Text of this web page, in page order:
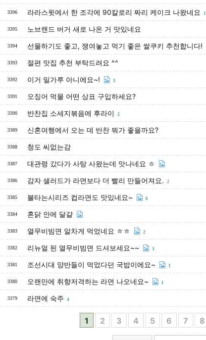
3396 라라스윗에서 한 조각에 90칼로리 짜리 케이크 나왔네요 1
3395 노브랜드 버거 새로 나온 거 맛있네요
3394 선물하기도 좋고, 쟁여놓고 먹기 좋은 쌀쿠키 추천합니다!
3393 절편 맛집 추천 부탁드려요 ^^
3392 이거 밀가루 아니에요~! 3
3391 오징어 먹물 어떤 상표 구입하세요?
3390 반찬집 소세지볶음에 후라이 2
3389 신혼여행에서 오는 데 반찬 뭐가 좋을까요?
3388 청도 씨없는감
3387 대관령 갔다가 사탕 사왔는데 맛나네요 ㅎ
3386 감자 샐러드가 라면보다 더 빨리 만들어져요. 2
3385 불타는시리즈 컵라면도 맛있네요~ 6
3384 혼닭 안에 달걀
3383 열무비빔면 알차게 먹었네요 ㅎㅎ 2
3382 리뉴얼 된 열무비빔면 드셔보세요~~ 3
3381 조선시대 양반들이 먹었다던 국밥이에요~ 1
3380 오랜만에 취향저격하는 라면 나오네요~ 1
3379 라면에 숙주 4
1 2 3 4 5 6 7 8